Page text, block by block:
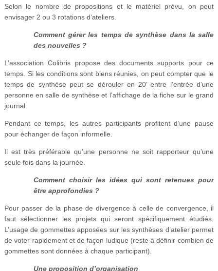
Selon le nombre de propositions et le matériel prévu, on peut
envisager 2 ou 3 rotations d’ateliers.
Comment gérer les temps de synthèse dans la salle
des nouvelles ?
L’association Colibris propose des documents supports pour ce
temps. Si les conditions sont biens réunies, on peut compter que le
temps de synthèse peut se dérouler en 20’ entre l’entrée d’une
personne en salle de synthèse et l’affichage de la fiche sur le grand
journal.
Pendant ce temps, les autres participants profitent d’une pause
pour échanger de façon informelle.
Il est très préférable qu’une personne ne soit rapporteur qu’une
seule fois dans la journée.
Comment choisir les idées qui sont retenues pour
être approfondies ?
Pour passer de la phase de divergence à celle de convergence, il
faut sélectionner les projets qui seront spécifiquement étudiés.
L’usage de gommettes apposées sur les synthèses d’atelier permet
de voter rapidement et de façon ludique (reste à définir combien de
gommettes sont données à chaque participant).
Une proposition d’organisation